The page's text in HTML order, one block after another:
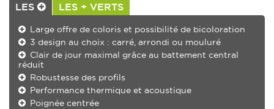
LES LES + VERTS
Large offre de coloris et possibilité de bicoloration
3 design au choix : carré, arrondi ou mouluré
Clair de jour maximal grâce au battement central
réduit
Robustesse des profils
Performance thermique et acoustique
Poignée centrée